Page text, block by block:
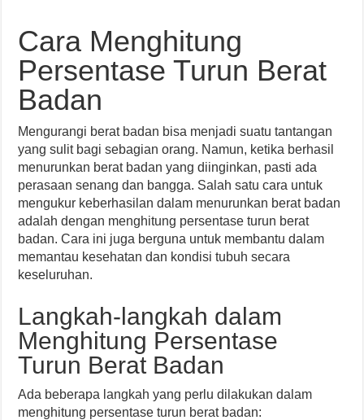
Cara Menghitung
Persentase Turun Berat
Badan
Mengurangi berat badan bisa menjadi suatu tantangan
yang sulit bagi sebagian orang. Namun, ketika berhasil
menurunkan berat badan yang diinginkan, pasti ada
perasaan senang dan bangga. Salah satu cara untuk
mengukur keberhasilan dalam menurunkan berat badan
adalah dengan menghitung persentase turun berat
badan. Cara ini juga berguna untuk membantu dalam
memantau kesehatan dan kondisi tubuh secara
keseluruhan.
Langkah-langkah dalam
Menghitung Persentase
Turun Berat Badan
Ada beberapa langkah yang perlu dilakukan dalam
menghitung persentase turun berat badan: